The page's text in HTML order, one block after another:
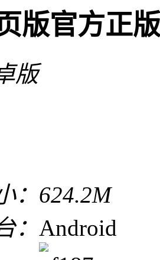
版官方正版
版
： 624.2M
： Android